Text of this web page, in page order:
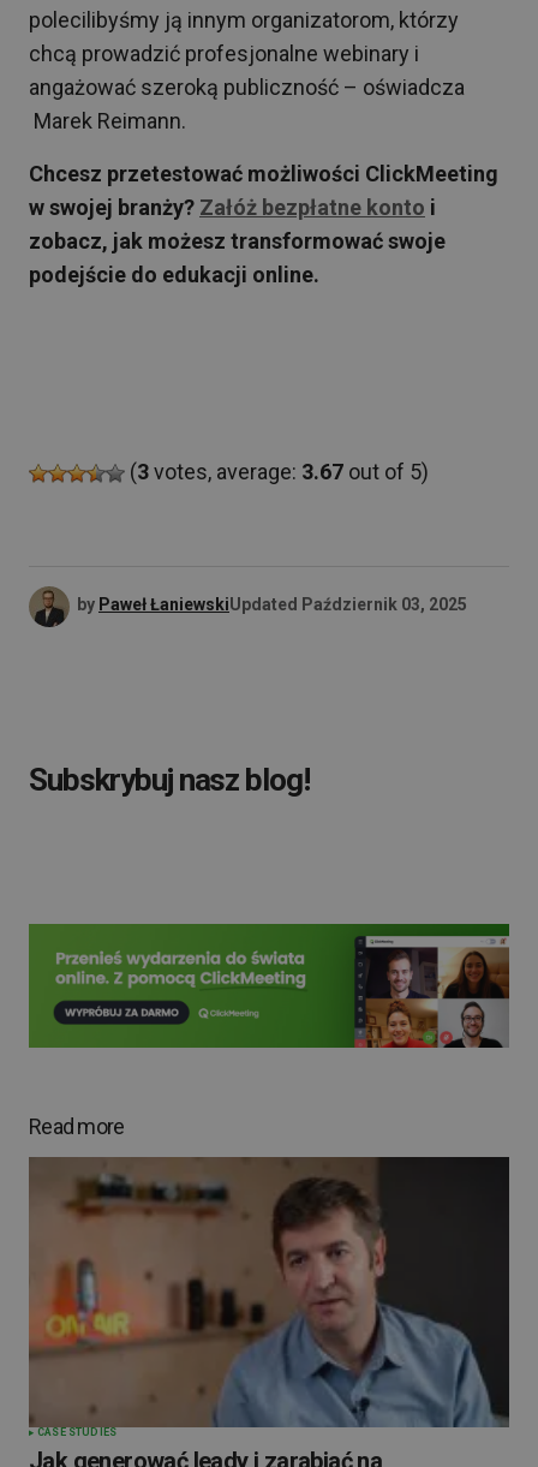
polecilibyśmy ją innym organizatorom, którzy
chcą prowadzić profesjonalne webinary i
angażować szeroką publiczność – oświadcza
Marek Reimann.
Chcesz przetestować możliwości ClickMeeting
w swojej branży? Załóż bezpłatne konto i
zobacz, jak możesz transformować swoje
podejście do edukacji online.
(3votes, average: 3.67 out of 5)
by Paweł ŁaniewskiUpdated Październik 03, 2025
Subskrybuj nasz blog!
Read more
CASE STUDIES
Jak generować leady i zarabiać na